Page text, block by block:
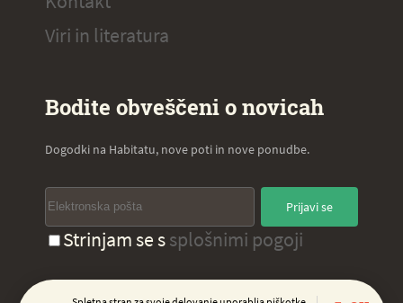
Viri in literatura
Bodite obveščeni o novicah
Dogodki na Habitatu, nove poti in nove ponudbe.
Prijavi se
Strinjam se ssplošnimi pogoji